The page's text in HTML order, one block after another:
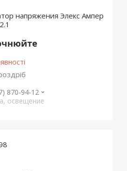
напряжения Элекс Ампер
870-94-12
освещение